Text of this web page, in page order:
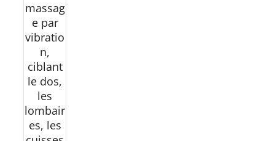
massag
e par
vibratio
n,
ciblant
le dos,
les
lombair
es, les